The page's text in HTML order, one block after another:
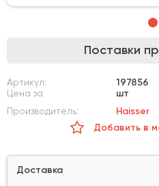
Поставки
Артикул:
197856
Цена за
шт
Производитель:
Haisser
Добавить в
Доставка